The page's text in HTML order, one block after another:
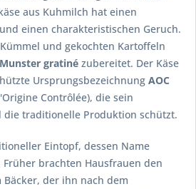
aus Kuhmilch hat einen
einen charakteristischen Geruch.
und gekochten Kartoffeln
Munster gratiné zubereitet. Der Käse
Ursprungsbezeichnung AOC
Contrôlée), die sein
die traditionelle Produktion schützt.
Eintopf, dessen Name
brachten Hausfrauen den
der ihn nach dem